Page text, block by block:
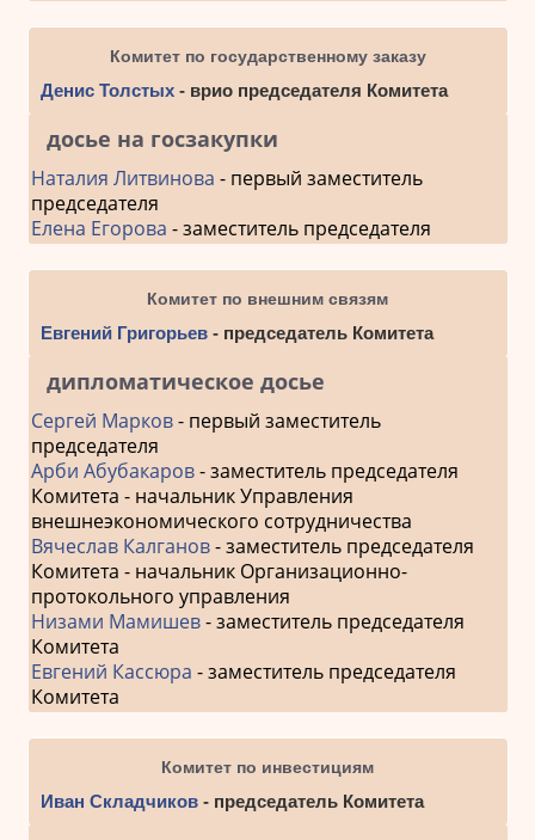
Комитет по государственному заказу
Денис Толстых- врио председателя Комитета
досье на госзакупки
Наталия Литвинова - первый заместитель
председателя
Елена Егорова - заместитель председателя
Комитет по внешним связям
Евгений Григорьев- председатель Комитета
дипломатическое досье
Сергей Марков- первый заместитель
председателя
Арби Абубакаров- заместитель председателя
Комитета - начальник Управления
внешнеэкономического сотрудничества
Вячеслав Калганов- заместитель председателя
Комитета - начальник Организационно-
протокольного управления
Низами Мамишев- заместитель председателя
Комитета
Евгений Кассюра - заместитель председателя
Комитета
Комитет по инвестициям
Иван Складчиков- председатель Комитета